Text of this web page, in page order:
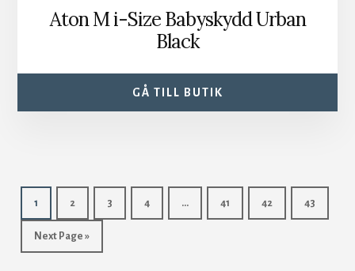
Aton M i-Size Babyskydd Urban
Black
GÅ TILL BUTIK
1 2 3 4 … 41 42 43
Next Page »